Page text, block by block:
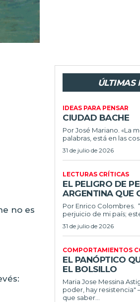
no es
ÚLTIMAS
IDEAS PARA PENSAR
CIUDAD BACHE
Por José Mariano. «La
palabras, está en las
31 de julio de 2026
LECTURAS CRÍTICAS
EL PELIGRO DE
ARGENTINA QUE
Por Enrico Colombres. “No quiero favores en
perjuicio de mi país;
31 de julio de 2026
COMPORTAMIENTOS
EL PANÓPTICO
EL BOLSILLO
Maria Jose Messina Astigueta.
poder, hay
que saber...